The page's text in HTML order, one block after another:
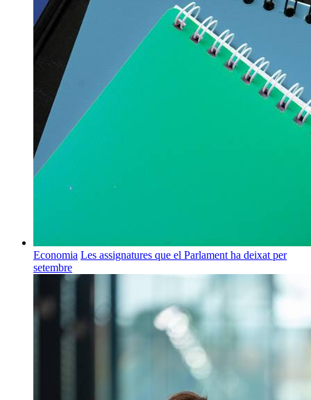
Economia Les assignatures que el Parlament ha deixat per
setembre